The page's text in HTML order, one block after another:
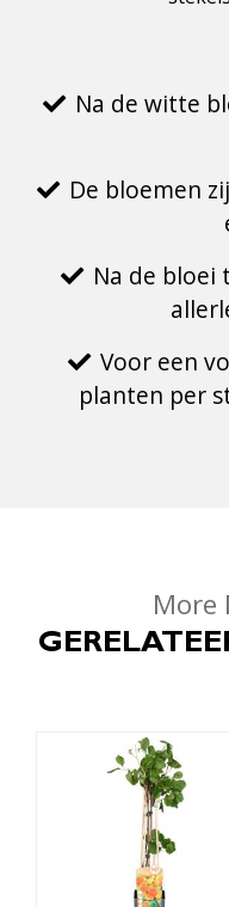
Na de witte
De bloemen
Na de bloei
Voor een
planten per
More